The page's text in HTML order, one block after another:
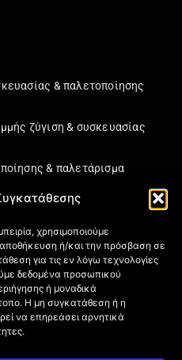
χρησιμοποιούμε
ή/και την πρόσβαση σε
για τις εν λόγω τεχνολογίες
δεδομένα προσωπικού
ή μοναδικά
Η μη συγκατάθεση ή η
να επηρεάσει αρνητικά
& παλετοποίησης
ζύγιση & συσκευασίας
& παλετάρισμα